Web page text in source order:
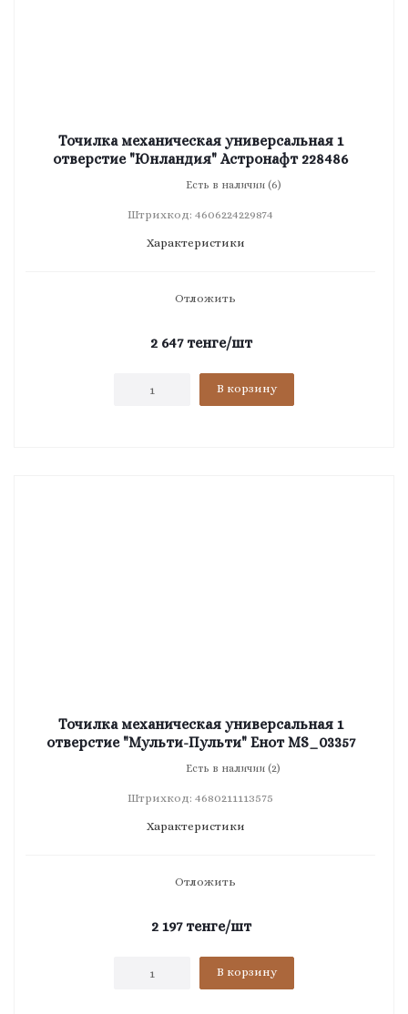
Точилка механическая универсальная 1
отверстие "Юнландия" Астронафт 228486
Есть в наличии (6)
Штрихкод: 4606224229874
Характеристики
Отложить
2 647тенге/шт
В корзину
Точилка механическая универсальная 1
отверстие "Мульти-Пульти" Енот MS_03357
Есть в наличии (2)
Штрихкод: 4680211113575
Характеристики
Отложить
2 197тенге/шт
В корзину